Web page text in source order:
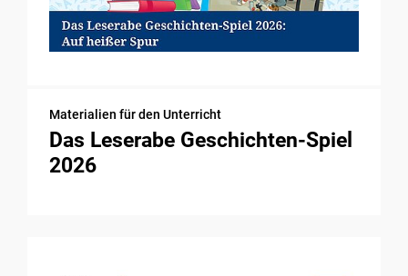
Materialien für den Unterricht
Das Leserabe Geschichten-Spiel
2026